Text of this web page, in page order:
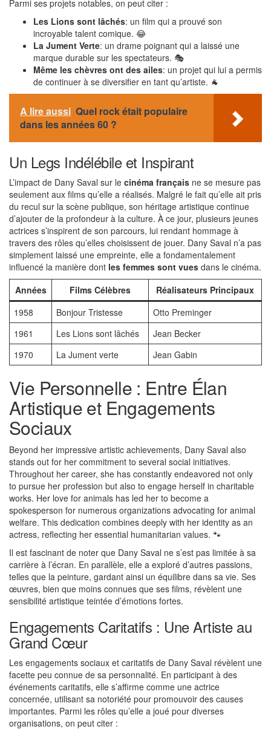
Parmi ses projets notables, on peut citer :
Les Lions sont lâchés: un film qui a prouvé son
incroyable talent comique. 😂
La Jument Verte: un drame poignant qui a laissé une
marque durable sur les spectateurs. 🎭
Même les chèvres ont des ailes: un projet qui lui a permis
de continuer à se diversifier en tant qu’artiste. 🐐
A lire aussi Quel rock était populaire
dans les années 60 ?
Un Legs Indélébile et Inspirant
L’impact de Dany Saval sur le cinéma français ne se mesure pas
seulement aux films qu’elle a réalisés. Malgré le fait qu’elle ait pris
du recul sur la scène publique, son héritage artistique continue
d’ajouter de la profondeur à la culture. À ce jour, plusieurs jeunes
actrices s’inspirent de son parcours, lui rendant hommage à
travers des rôles qu’elles choisissent de jouer. Dany Saval n’a pas
simplement laissé une empreinte, elle a fondamentalement
influencé la manière dont les femmes sont vues dans le cinéma.
Années
Films Célèbres
Réalisateurs Principaux
1958
Bonjour Tristesse
Otto Preminger
1961
Les Lions sont lâchés
Jean Becker
1970
La Jument verte Jean Gabin
Vie Personnelle : Entre Élan
Artistique et Engagements
Sociaux
Beyond her impressive artistic achievements, Dany Saval also
stands out for her commitment to several social initiatives.
Throughout her career, she has constantly endeavored not only
to pursue her profession but also to engage herself in charitable
works. Her love for animals has led her to become a
spokesperson for numerous organizations advocating for animal
welfare. This dedication combines deeply with her identity as an
actress, reflecting her essential humanitarian values. 🐾
Il est fascinant de noter que Dany Saval ne s’est pas limitée à sa
carrière à l’écran. En parallèle, elle a exploré d’autres passions,
telles que la peinture, gardant ainsi un équilibre dans sa vie. Ses
œuvres, bien que moins connues que ses films, révèlent une
sensibilité artistique teintée d’émotions fortes.
Engagements Caritatifs : Une Artiste au
Grand Cœur
Les engagements sociaux et caritatifs de Dany Saval révèlent une
facette peu connue de sa personnalité. En participant à des
événements caritatifs, elle s’affirme comme une actrice
concernée, utilisant sa notoriété pour promouvoir des causes
importantes. Parmi les rôles qu’elle a joué pour diverses
organisations, on peut citer :